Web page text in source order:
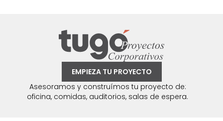
EMPIEZA TU PROYECTO
Asesoramos y construímos tu proyecto de:
oficina, comidas, auditorios, salas de espera.